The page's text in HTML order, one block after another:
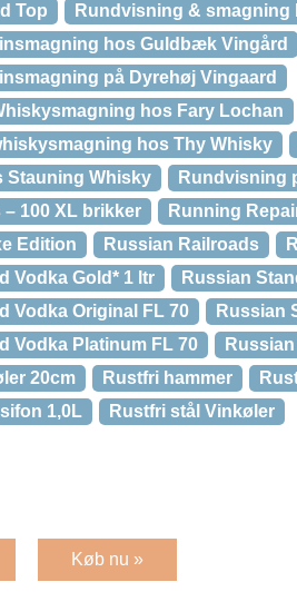
Top
Rundvisning & smagning
hos Guldbæk Vingård
på Dyrehøj Vingaard
hos Fary Lochan
hos Thy Whisky
Stauning Whisky
Rundvisning
100 XL brikker
Running
Edition
Russian Railroads
Vodka Gold* 1 ltr
Russian
Vodka Original FL 70
Russian
Vodka Platinum FL 70
20cm
Rustfri hammer
1,0L
Rustfri stål Vinkøler
Køb nu »